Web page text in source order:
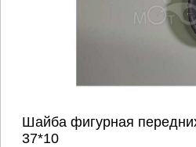
Шайба фигурная
37*10